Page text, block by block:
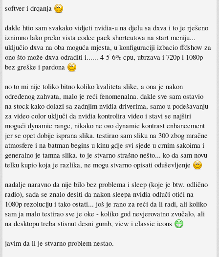
softver i drqanja
dakle htio sam svakako vidjeti nvidia-u na djelu sa dxva i to je rješeno
iznimno lako preko vista codec pack shortcutova na start meniju...
uključio dxva na oba moguća mjesta, u konfiguraciji izbacio ffdshow za
ono što može dxva odraditi i...... 4-5-6% cpu, ubrzava i 720p i 1080p
bez greške i pardona
no to mi nije toliko bitno koliko kvaliteta slike, a ona je nakon
određenog zahvata, malo je reći fenomenalna. dakle sve sam ostavio
na stock kako dolazi sa zadnjim nvidia driverima, samo u podešavanju
za video color uključi da nvidia kontrolira video i stavi se najširi
mogući dynamic range, nikako ne ovo dynamic kontrast enhancement
jer se opet dobije isprana slika. testirao sam sliku na 300 zbog mračne
atmosfere i na batman begins u kinu gdje svi sjede u crnim sakoima i
generalno je tamna slika. to je stvarno strašno nešto... ko da sam novu
telku kupio koja je razlika, ne mogu stvarno opisati oduševljenje
nadalje naravno da nije bilo bez problema i sleep (koje je btw. odlično
radio), sada se znalo desiti da nakon sleepa nvidia odluči otići na
1080p rezoluciju i tako ostati... još je rano za reći da li radi, ali koliko
sam ja malo testirao sve je oke - koliko god nevjerovatno zvučalo, ali
na desktopu treba stisnut desni gumb, view i classic icons
javim da li je stvarno problem nestao.